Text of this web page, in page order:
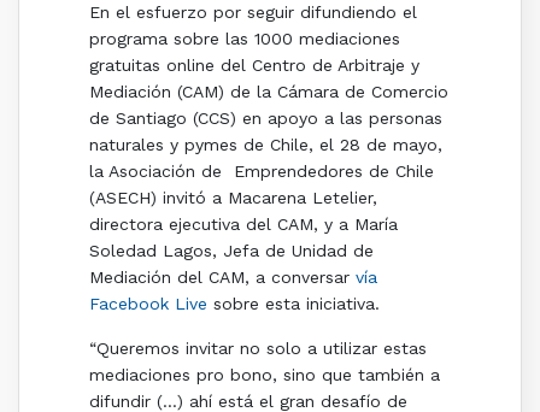
En el esfuerzo por seguir difundiendo el
programa sobre las 1000 mediaciones
gratuitas online del Centro de Arbitraje y
Mediación (CAM) de la Cámara de Comercio
de Santiago (CCS) en apoyo a las personas
naturales y pymes de Chile, el 28 de mayo,
la Asociación de Emprendedores de Chile
(ASECH) invitó a Macarena Letelier,
directora ejecutiva del CAM, y a María
Soledad Lagos, Jefa de Unidad de
Mediación del CAM, a conversar vía
Facebook Live sobre esta iniciativa.
“Queremos invitar no solo a utilizar estas
mediaciones pro bono, sino que también a
difundir (…) ahí está el gran desafío de